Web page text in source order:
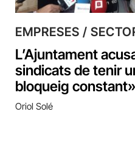
EMPRESES /
L’Ajuntament
sindicats de tenir
bloqueig constant»
Oriol Solé